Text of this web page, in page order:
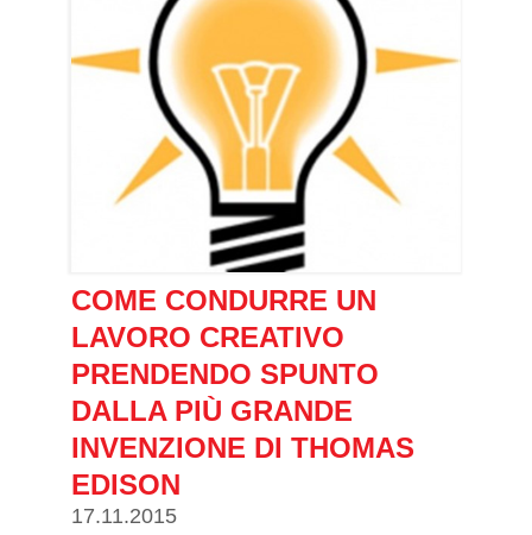
COME CONDURRE UN
LAVORO CREATIVO
PRENDENDO SPUNTO
DALLA PIÙ GRANDE
INVENZIONE DI THOMAS
EDISON
17.11.2015